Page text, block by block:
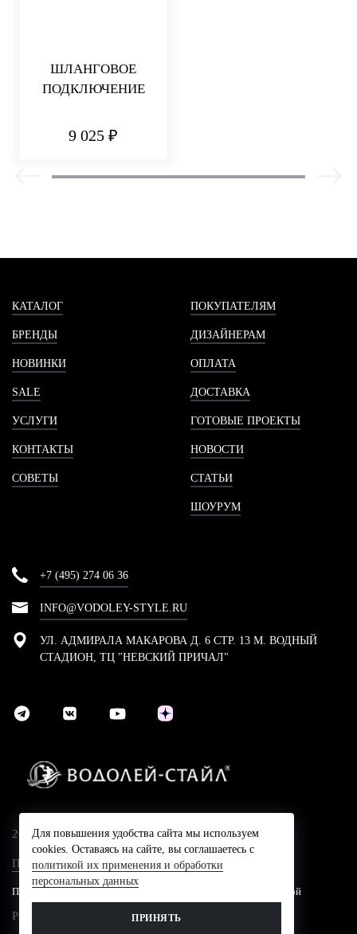
ШЛАНГОВОЕ
ПОДКЛЮЧЕНИЕ
9 025 ₽
КАТАЛОГ
БРЕНДЫ
НОВИНКИ
SALE
УСЛУГИ
КОНТАКТЫ
СОВЕТЫ
ПОКУПАТЕЛЯМ
ДИЗАЙНЕРАМ
ОПЛАТА
ДОСТАВКА
ГОТОВЫЕ ПРОЕКТЫ
НОВОСТИ
СТАТЬИ
ШОУРУМ
+7 (495) 274 06 36
INFO@VODOLEY-STYLE.RU
УЛ. АДМИРАЛА МАКАРОВА Д. 6 СТР. 13 М. ВОДНЫЙ
СТАДИОН, ТЦ "НЕВСКИЙ ПРИЧАЛ"
2024 © Компания Водолей-Cтайл
Политика конфидециальности
Представленные на сайте цены не являются публичной офертой
Разработано в
Для повышения удобства сайта мы используем
cookies. Оставаясь на сайте, вы соглашаетесь с
политикой их применения и обработки
персональных данных
ПРИНЯТЬ